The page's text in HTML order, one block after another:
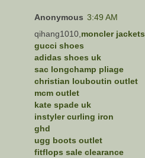
Anonymous 3:49 AM
qihang1010, moncler jackets
gucci shoes
adidas shoes uk
sac longchamp pliage
christian louboutin outlet
mcm outlet
kate spade uk
instyler curling iron
ghd
ugg boots outlet
fitflops sale clearance